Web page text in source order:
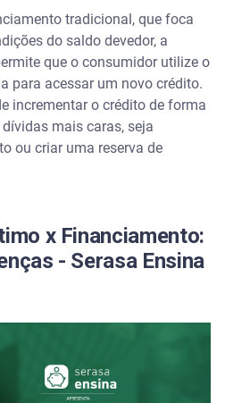
juros menores
financeira
específicos
dívida
com garantia
tradicional, que foca
do saldo devedor, a
que o consumidor utilize o
para acessar um novo crédito.
incrementar o crédito de forma
mais caras, seja
ou criar uma reserva de
x Financiamento:
- Serasa Ensina